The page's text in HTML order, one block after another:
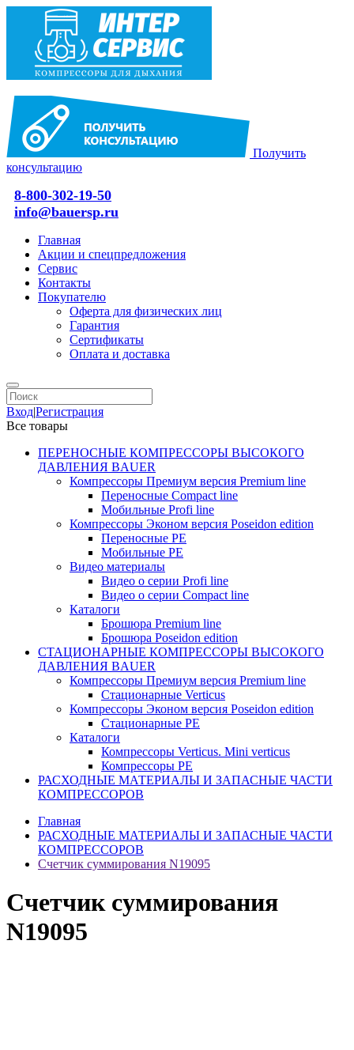
Получить
консультацию
8-800-302-19-50
info@bauersp.ru
Главная
Акции и спецпредложения
Сервис
Контакты
Покупателю
Оферта для физических лиц
Гарантия
Сертификаты
Оплата и доставка
Вход|Регистрация
Все товары
ПЕРЕНОСНЫЕ КОМПРЕССОРЫ ВЫСОКОГО
ДАВЛЕНИЯ BAUER
Компрессоры Премиум версия Premium line
Переносные Compact line
Мобильные Profi line
Компрессоры Эконом версия Poseidon edition
Переносные PE
Мобильные PE
Видео материалы
Видео о серии Profi line
Видео о серии Compact line
Каталоги
Брошюра Premium line
Брошюра Poseidon edition
СТАЦИОНАРНЫЕ КОМПРЕССОРЫ ВЫСОКОГО
ДАВЛЕНИЯ BAUER
Компрессоры Премиум версия Premium line
Стационарные Verticus
Компрессоры Эконом версия Poseidon edition
Стационарные PE
Каталоги
Компрессоры Verticus. Mini verticus
Компрессоры PE
РАСХОДНЫЕ МАТЕРИАЛЫ И ЗАПАСНЫЕ ЧАСТИ
КОМПРЕССОРОВ
Главная
РАСХОДНЫЕ МАТЕРИАЛЫ И ЗАПАСНЫЕ ЧАСТИ
КОМПРЕССОРОВ
Счетчик суммирования N19095
Счетчик суммирования
N19095